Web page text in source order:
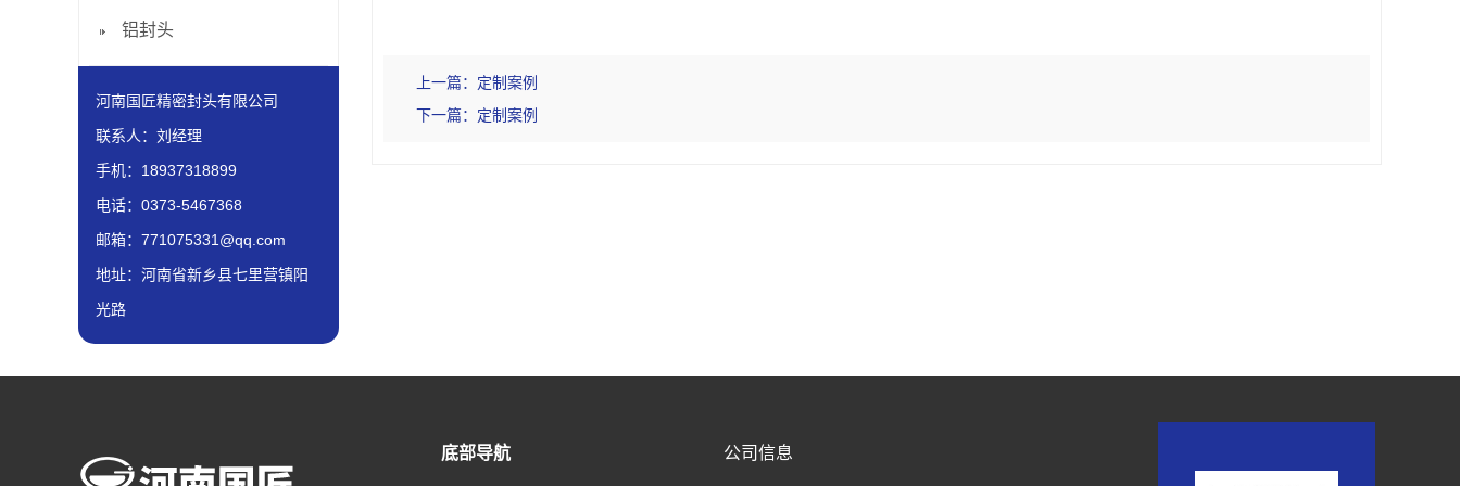
上一篇： 定制案例
下一篇： 定制案例
铝封头
河南国匠精密封头有限公司
联系人：刘经理
手机：18937318899
电话：0373-5467368
邮箱：771075331@qq.com
地址：河南省新乡县七里营镇阳
光路
底部导航 公司信息